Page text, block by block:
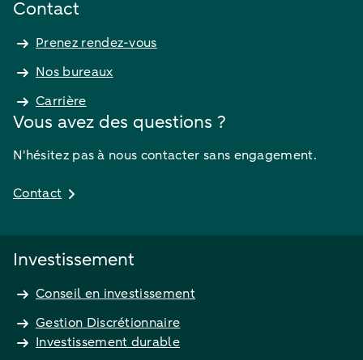
Contact
Prenez rendez-vous
Nos bureaux
Carrière
Vous avez des questions ?
N'hésitez pas à nous contacter sans engagement.
Contact
Investissement
Conseil en investissement
Gestion Discrétionnaire
Investissement durable